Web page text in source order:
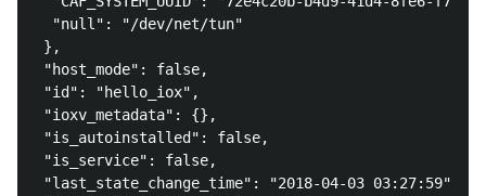
  "null": "/dev/net/tun"
},
"host_mode": false,
"id": "hello_iox",
"ioxv_metadata": {},
"is_autoinstalled": false,
"is_service": false,
"last_state_change_time": "2018-04-03 03:27:59",